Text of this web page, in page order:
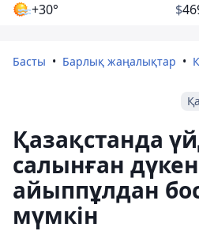
+30° $
Басты Барлық жаңалықтар
Қазақстанда
салынған
айыппұлдан
мүмкін